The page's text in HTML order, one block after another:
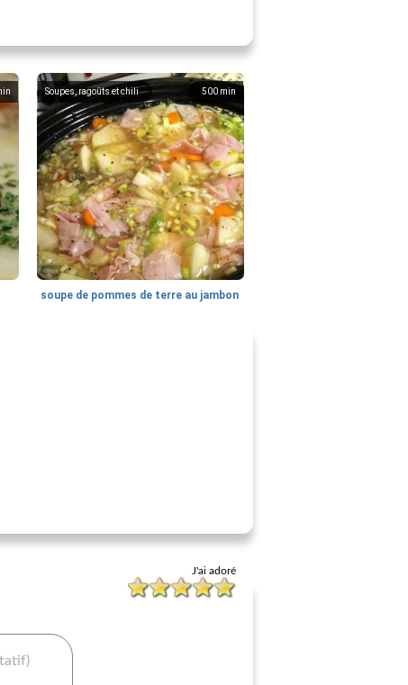
500 min
Soupes, ragoûts et chili
soupe de pommes de terre au jambon
J'ai adoré